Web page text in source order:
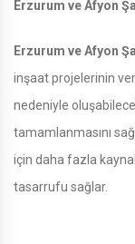
Erzurum ve Afyon
Erzurum ve Afyon
inşaat projelerinin
nedeniyle
tamamlanmasını
için daha fazla
tasarrufu sağlar.